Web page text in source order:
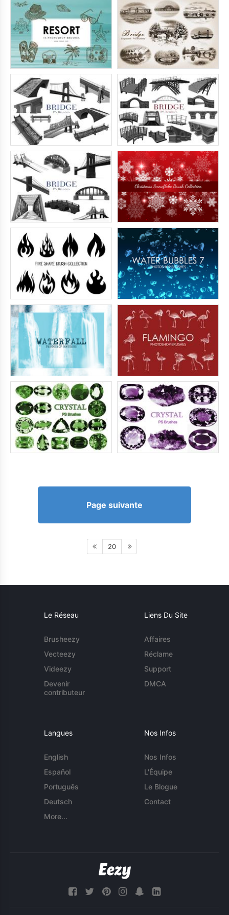
Page suivante
20
Le Réseau
Brusheezy
Vecteezy
Videezy
Devenir
contributeur
Liens Du Site
Affaires
Réclame
Support
DMCA
Langues
English
Español
Português
Deutsch
More...
Nos Infos
Nos Infos
L'Équipe
Le Blogue
Contact